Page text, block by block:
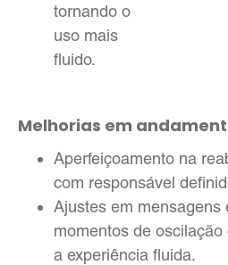
tornando o
uso mais
fluido.
Melhorias em
Aperfeiçoamento na
com responsável
Ajustes em mensagens
momentos de
a experiência fluida.